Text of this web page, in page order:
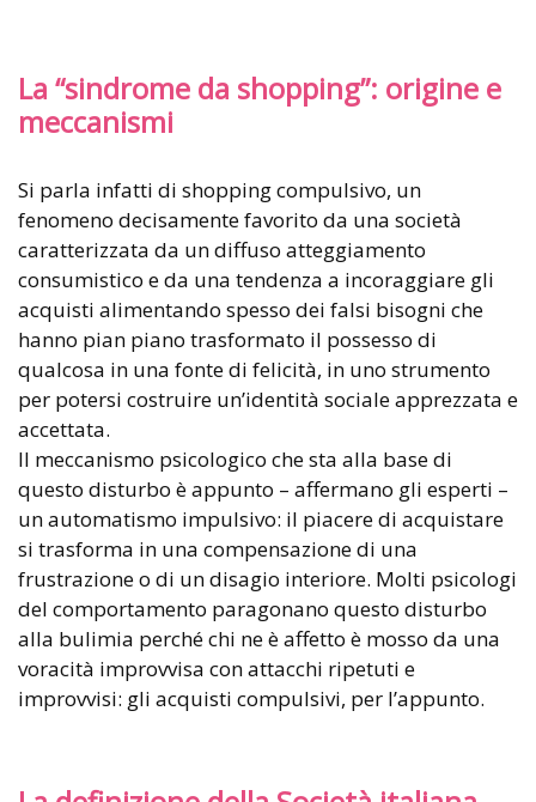
La “sindrome da shopping”: origine e
meccanismi
Si parla infatti di shopping compulsivo, un
fenomeno decisamente favorito da una società
caratterizzata da un diffuso atteggiamento
consumistico e da una tendenza a incoraggiare gli
acquisti alimentando spesso dei falsi bisogni che
hanno pian piano trasformato il possesso di
qualcosa in una fonte di felicità, in uno strumento
per potersi costruire un’identità sociale apprezzata e
accettata.
Il meccanismo psicologico che sta alla base di
questo disturbo è appunto – affermano gli esperti –
un automatismo impulsivo: il piacere di acquistare
si trasforma in una compensazione di una
frustrazione o di un disagio interiore. Molti psicologi
del comportamento paragonano questo disturbo
alla bulimia perché chi ne è affetto è mosso da una
voracità improvvisa con attacchi ripetuti e
improvvisi: gli acquisti compulsivi, per l’appunto.